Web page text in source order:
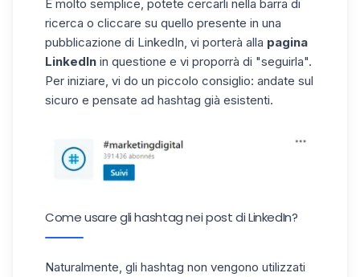
È molto semplice, potete cercarli nella barra di
ricerca o cliccare su quello presente in una
pubblicazione di LinkedIn, vi porterà alla pagina
LinkedIn in questione e vi proporrà di "seguirla".
Per iniziare, vi do un piccolo consiglio: andate sul
sicuro e pensate ad hashtag già esistenti.
Come usare gli hashtag nei post di LinkedIn?
Naturalmente, gli hashtag non vengono utilizzati